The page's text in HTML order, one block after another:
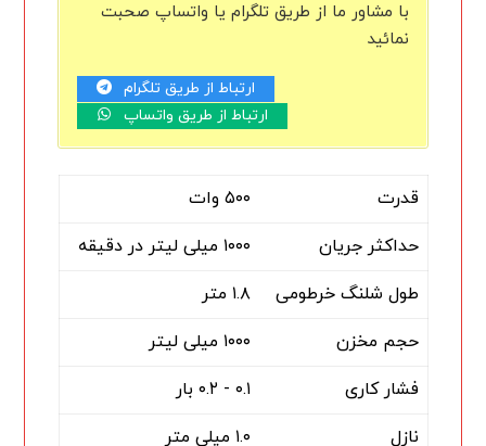
با مشاور ما از طریق تلگرام یا واتساپ صحبت
نمائید
ارتباط از طریق تلگرام
ارتباط از طریق واتساپ
قدرت
۵۰۰ وات
حداکثر جریان
۱۰۰۰ میلی لیتر در دقیقه
طول شلنگ خرطومی
۱.۸ متر
حجم مخزن
۱۰۰۰ میلی لیتر
فشار کاری
۰.۱ - ۰.۲ بار
نازل
۱.۰ میلی متر